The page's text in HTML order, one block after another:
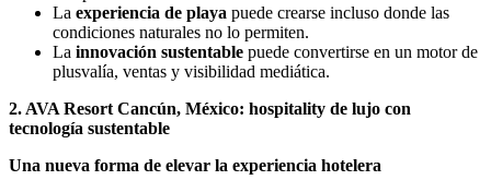
La experiencia de playa puede crearse incluso donde las
condiciones naturales no lo permiten.
La innovación sustentable puede convertirse en un motor de
plusvalía, ventas y visibilidad mediática.
2. AVA Resort Cancún, México: hospitality de lujo con
tecnología sustentable
Una nueva forma de elevar la experiencia hotelera